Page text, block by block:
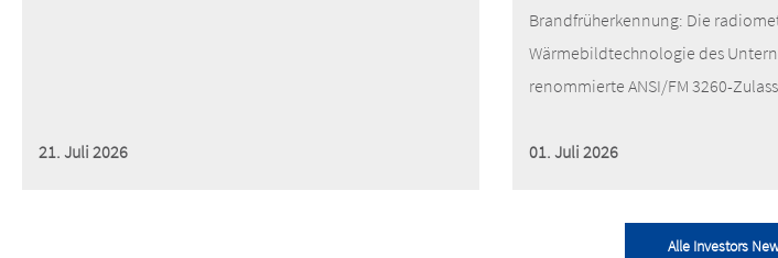
21. Juli 2026
Brandfrüherkennung: Die
Wärmebildtechnologie des
renommierte ANSI/FM 3260-
01. Juli 2026
Alle Investors